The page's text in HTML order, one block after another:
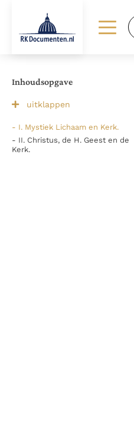
Lezen
Bijbel
Berichten
Inhoudsopgave
uitklappen
- I. Mystiek Lichaam en Kerk.
- II. Christus, de H. Geest en de
Kerk.